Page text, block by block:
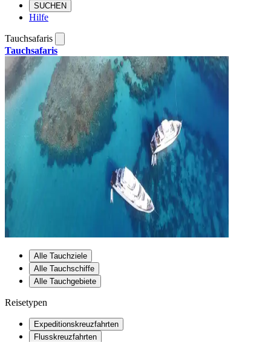
SUCHEN
Hilfe
Tauchsafaris
Tauchsafaris
Alle Tauchziele
Alle Tauchschiffe
Alle Tauchgebiete
Reisetypen
Expeditionskreuzfahrten
Flusskreuzfahrten